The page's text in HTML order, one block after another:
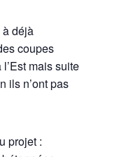
à déjà
coupes
mais suite
ils n’ont pas
projet :